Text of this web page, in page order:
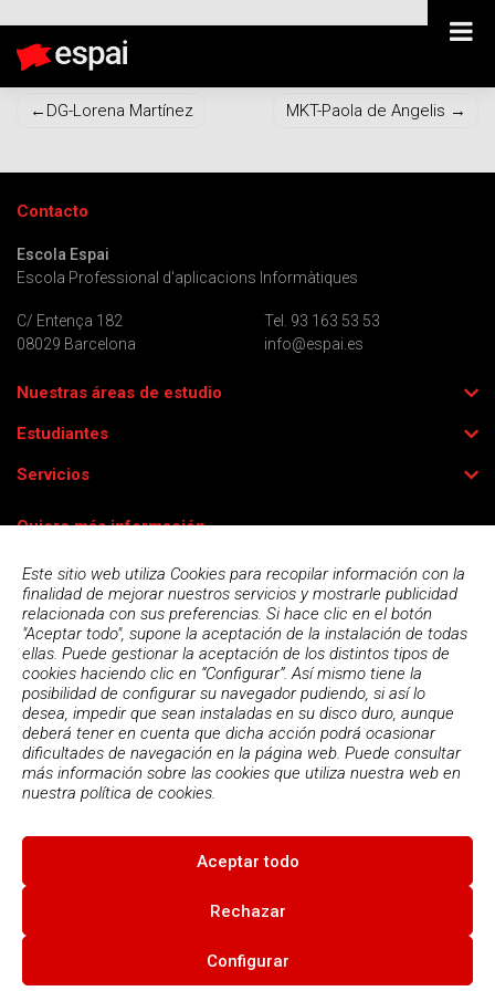
Este sitio web utiliza Cookies para recopilar información con la
finalidad de mejorar nuestros servicios y mostrarle publicidad
relacionada con sus preferencias. Si hace clic en el botón
"Aceptar todo", supone la aceptación de la instalación de todas
ellas. Puede gestionar la aceptación de los distintos tipos de
cookies haciendo clic en “Configurar”. Así mismo tiene la
posibilidad de configurar su navegador pudiendo, si así lo
desea, impedir que sean instaladas en su disco duro, aunque
deberá tener en cuenta que dicha acción podrá ocasionar
dificultades de navegación en la página web. Puede consultar
más información sobre las cookies que utiliza nuestra web en
nuestra política de cookies.
Aceptar todo
Rechazar
Configurar
Navegación
entradas
DG-Lorena Martínez MKT-Paola de Angelis
Contacto
Escola Espai
Escola Professional d'aplicacions Informàtiques
C/ Entença 182
08029 Barcelona
Tel. 93 163 53 53
info@espai.es
Nuestras áreas de estudio
Estudiantes
Servicios
Quiero más información
Acepto lapolítica de privacidad
© 2026
Condiciones de uso